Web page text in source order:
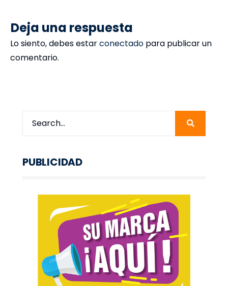
Deja una respuesta
Lo siento, debes estarconectado para publicar un
comentario.
PUBLICIDAD